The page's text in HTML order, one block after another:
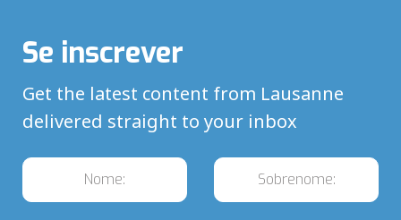
Se inscrever
Get the latest content from Lausanne
delivered straight to your inbox